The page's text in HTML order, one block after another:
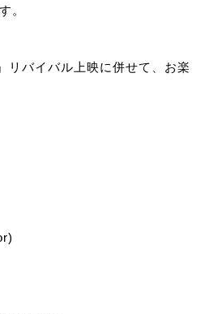
。
リバイバル上映に併せて、お楽